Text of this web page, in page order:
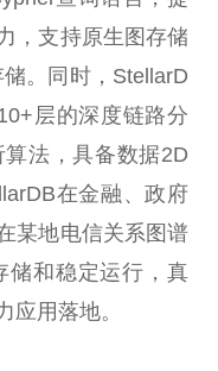
，支持原生图存储
。同时，StellarD
层的深度链路分
法，具备数据2D
在金融 、政府
某地电信关系图谱
储和稳定运行，真
应用落地。